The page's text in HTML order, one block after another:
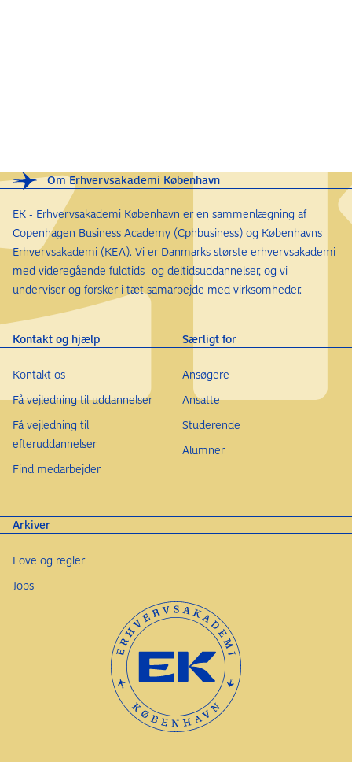
Om Erhvervsakademi København
EK - Erhvervsakademi København er en sammenlægning af
Copenhagen Business Academy (Cphbusiness) og Københavns
Erhvervsakademi (KEA). Vi er Danmarks største erhvervsakademi
med videregående fuldtids- og deltidsuddannelser, og vi
underviser og forsker i tæt samarbejde med virksomheder.
Kontakt og hjælp
Kontakt os
Få vejledning til uddannelser
Få vejledning til
efteruddannelser
Find medarbejder
Særligt for
Ansøgere
Ansatte
Studerende
Alumner
Arkiver
Love og regler
Jobs